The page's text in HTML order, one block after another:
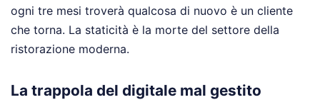
ogni tre mesi troverà qualcosa di nuovo è un cliente
che torna. La staticità è la morte del settore della
ristorazione moderna.
La trappola del digitale mal gestito